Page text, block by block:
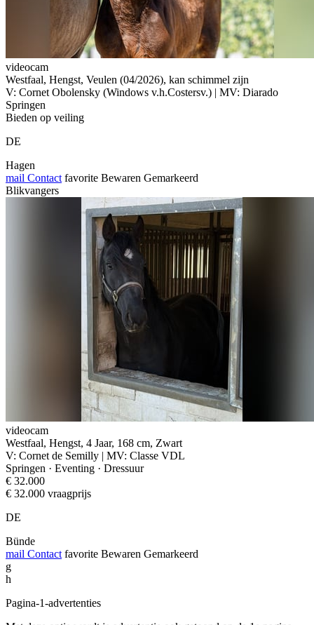
videocam
Westfaal, Hengst, Veulen (04/2026), kan schimmel zijn
V: Cornet Obolensky (Windows v.h.Costersv.) | MV: Diarado
Springen
Bieden op veiling
DE
Hagen
mail Contact favorite Bewaren Gemarkeerd
Blikvangers
videocam
Westfaal, Hengst, 4 Jaar, 168 cm, Zwart
V: Cornet de Semilly | MV: Classe VDL
Springen · Eventing · Dressuur
€ 32.000
€ 32.000 vraagprijs
DE
Bünde
mail Contact favorite Bewaren Gemarkeerd
g
h
Pagina-1-advertenties